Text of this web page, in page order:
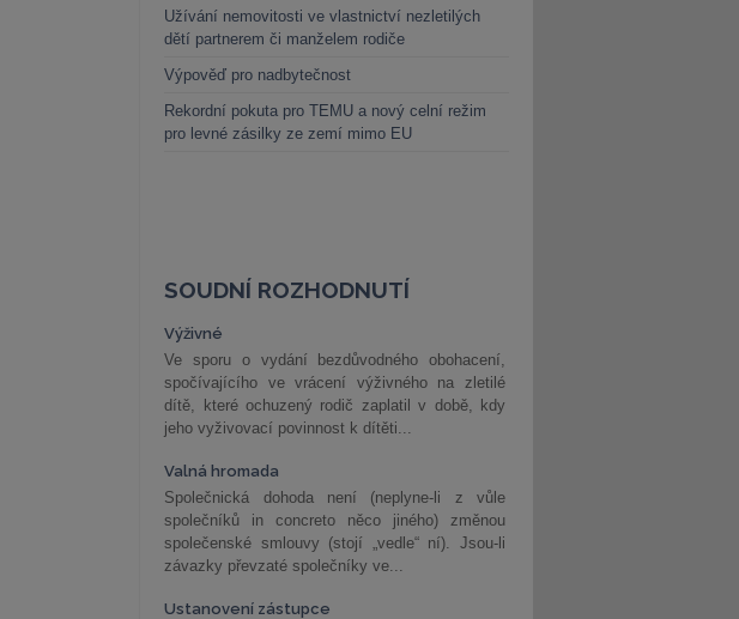
Užívání nemovitosti ve vlastnictví nezletilých
dětí partnerem či manželem rodiče
Výpověď pro nadbytečnost
Rekordní pokuta pro TEMU a nový celní režim
pro levné zásilky ze zemí mimo EU
SOUDNÍ ROZHODNUTÍ
Výživné
Ve sporu o vydání bezdůvodného obohacení,
spočívajícího ve vrácení výživného na zletilé
dítě, které ochuzený rodič zaplatil v době, kdy
jeho vyživovací povinnost k dítěti...
Valná hromada
Společnická dohoda není (neplyne-li z vůle
společníků in concreto něco jiného) změnou
společenské smlouvy (stojí „vedle“ ní). Jsou-li
závazky převzaté společníky ve...
Ustanovení zástupce